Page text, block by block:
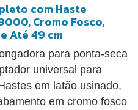
com Haste
Cromo Fosco,
Até 49 cm
para ponta-seca
universal para
em latão usinado,
em cromo fosco